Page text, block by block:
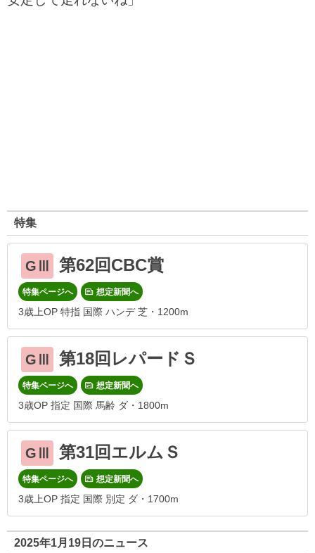
特集
GⅢ 第62回CBC賞
特集ページへ 想定新聞へ
3歳上OP 特指 国際 ハンデ 芝・1200m
GⅢ 第18回レパードＳ
特集ページへ 想定新聞へ
3歳OP 指定 国際 馬齢 ダ・1800m
GⅢ 第31回エルムＳ
特集ページへ 想定新聞へ
3歳上OP 指定 国際 別定 ダ・1700m
2025年1月19日のニュース